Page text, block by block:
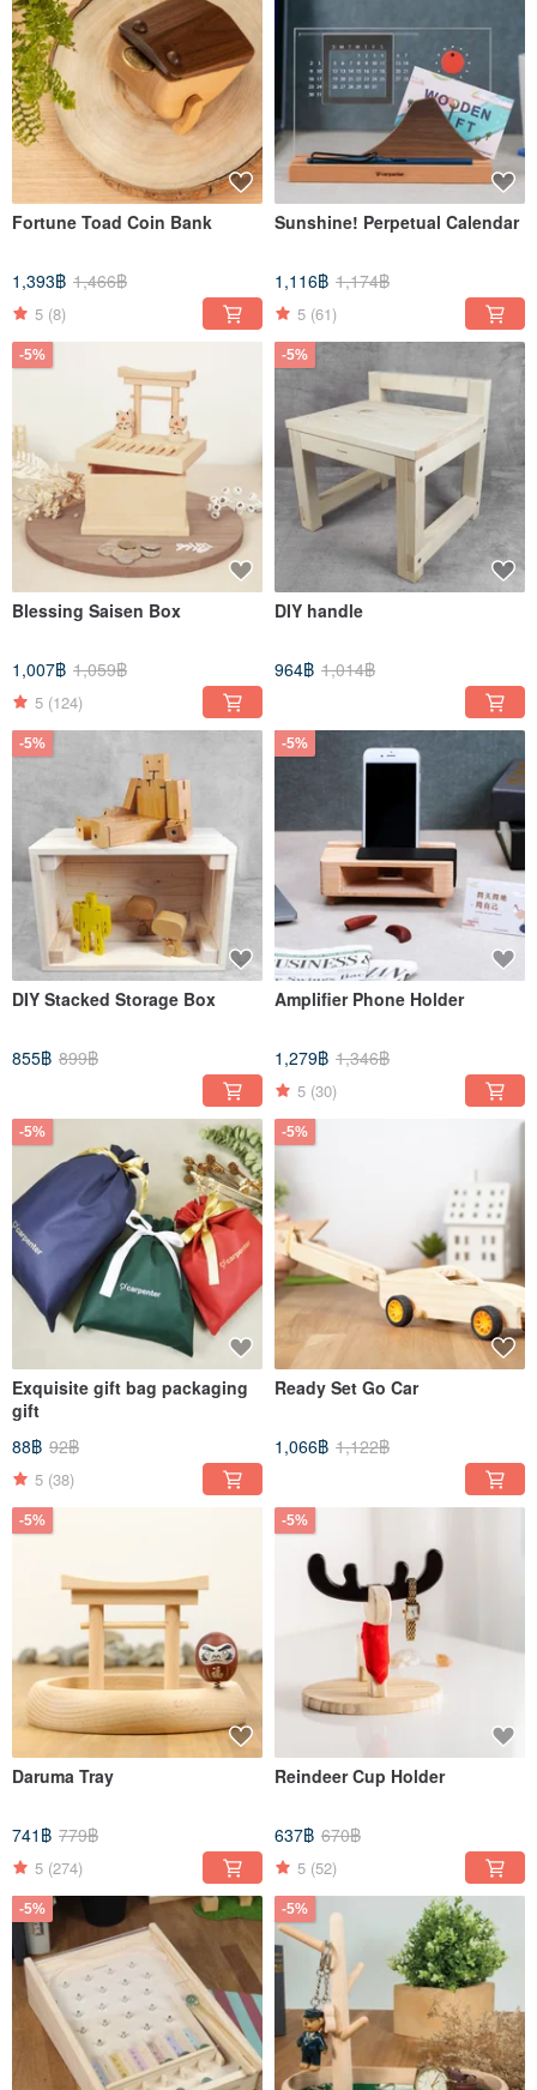
Fortune Toad Coin Bank
1,393฿ 1,466฿
5 (8)
Sunshine! Perpetual Calendar
1,116฿ 1,174฿
5 (61)
-5%
Blessing Saisen Box
1,007฿ 1,059฿
5 (124)
-5%
DIY handle
964฿ 1,014฿
-5%
DIY Stacked Storage Box
855฿ 899฿
-5%
Amplifier Phone Holder
1,279฿ 1,346฿
5 (30)
-5%
Exquisite gift bag packaging
gift
88฿ 92฿
5 (38)
-5%
Ready Set Go Car
1,066฿ 1,122฿
-5%
Daruma Tray
741฿ 779฿
5 (274)
-5%
Reindeer Cup Holder
637฿ 670฿
5 (52)
-5% -5%